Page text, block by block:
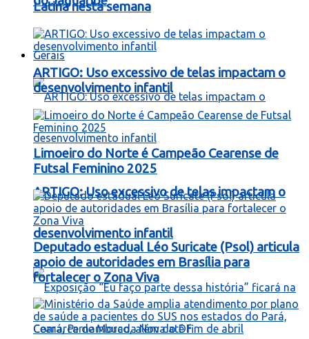
Gerais
ARTIGO: Uso excessivo de telas impactam o
desenvolvimento infantil
Latina nesta semana
ARTIGO: Uso excessivo de telas impactam o
desenvolvimento infantil
Limoeiro do Norte é Campeão Cearense de
Futsal Feminino 2025
Deputado estadual Léo Suricate (Psol) articula
apoio de autoridades em Brasília para
fortalecer o Zona Viva